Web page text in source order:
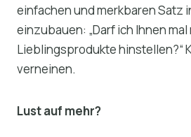
einfachen und merkbaren Satz
einzubauen: „Darf ich Ihnen mal
Lieblingsprodukte hinstellen?“
verneinen.
Lust auf mehr?